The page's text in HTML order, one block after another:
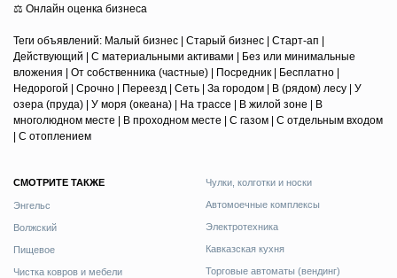
⚖️ Онлайн оценка бизнеса
Теги объявлений: Малый бизнес | Старый бизнес | Старт-ап |
Действующий | С материальными активами | Без или минимальные
вложения | От собственника (частные) | Посредник | Бесплатно |
Недорогой | Срочно | Переезд | Сеть | За городом | В (рядом) лесу | У
озера (пруда) | У моря (океана) | На трассе | В жилой зоне | В
многолюдном месте | В проходном месте | С газом | С отдельным входом
| С отоплением
СМОТРИТЕ ТАКЖЕ
Энгельс
Волжский
Пищевое
Чистка ковров и мебели
Чулки, колготки и носки
Автомоечные комплексы
Электротехника
Кавказская кухня
Торговые автоматы (вендинг)